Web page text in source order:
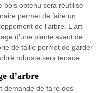
bois obtenu sera réutilisé
permet de faire un
de l'arbre. L'art
d’une plante avant de
de taille permet de garder
robuste sera tenace.
d’arbre
demandé de faire des